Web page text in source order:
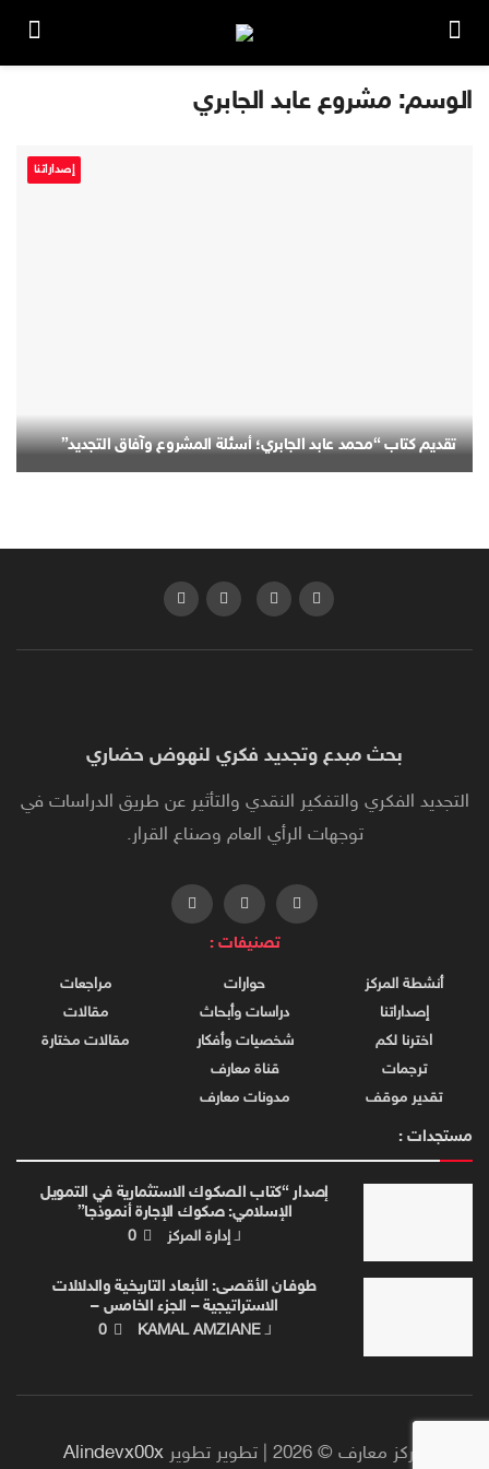
الوسم: مشروع عابد الجابري
إصداراتنا
تقديم كتاب “محمد عابد الجابري؛ أسئلة المشروع وآفاق التجديد”
بحث مبدع وتجديد فكري لنهوض حضاري
التجديد الفكري والتفكير النقدي والتأثير عن طريق الدراسات في
توجهات الرأي العام وصناع القرار.
تصنيفات :
أنشطة المركز
إصداراتنا
اخترنا لكم
ترجمات
تقدير موقف
حوارات
دراسات وأبحاث
شخصيات وأفكار
قناة معارف
مدونات معارف
مراجعات
مقالات
مقالات مختارة
مستجدات :
إصدار “كتاب الصكوك الاستثمارية في التمويل
الإسلامي: صكوك الإجارة أنموذجا”
لـ إدارة المركز
طوفـان الأقصـى: الأبعاد التاريخية والدلالات
الاستراتيجية – الجزء الخامس –
لـ KAMAL AMZIANE
0
مركز معارف © 2026 | تطوير تطوير Alindevx00x